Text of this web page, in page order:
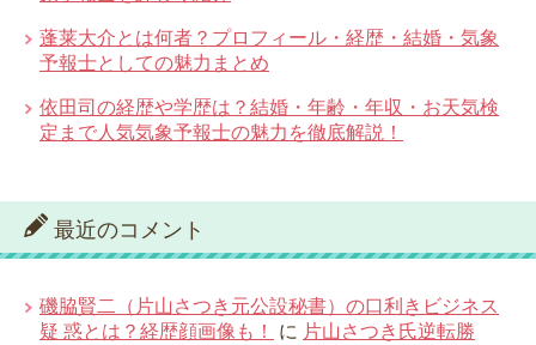
蓬莱大介とは何者？プロフィール・経歴・結婚・気象
予報士としての魅力まとめ
依田司の経歴や学歴は？結婚・年齢・年収・お天気検
定まで人気気象予報士の魅力を徹底解説！
最近のコメント
磯脇賢二（片山さつき元公設秘書）の口利きビジネス
疑 惑とは？経歴顔画像も！
に 片山さつき氏逆転勝